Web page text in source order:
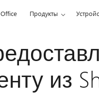
Office Продукты
из